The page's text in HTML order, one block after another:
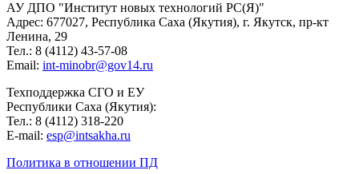
АУ ДПО "Институт новых технологий РС(Я)"
Адрес: 677027, Республика Саха (Якутия), г. Якутск, пр-кт
Ленина, 29
Тел.: 8 (4112) 43-57-08
Email: int-minobr@gov14.ru
Техподдержка СГО и ЕУ
Республики Саха (Якутия):
Тел.: 8 (4112) 318-220
E-mail: esp@intsakha.ru
Политика в отношении ПД